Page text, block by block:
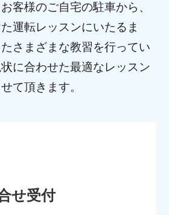
客様のご自宅の駐車から、
運転レッスンにいたるま
さまざまな教習を行ってい
に合わせた最適なレッスン
て頂きます。
せ受付